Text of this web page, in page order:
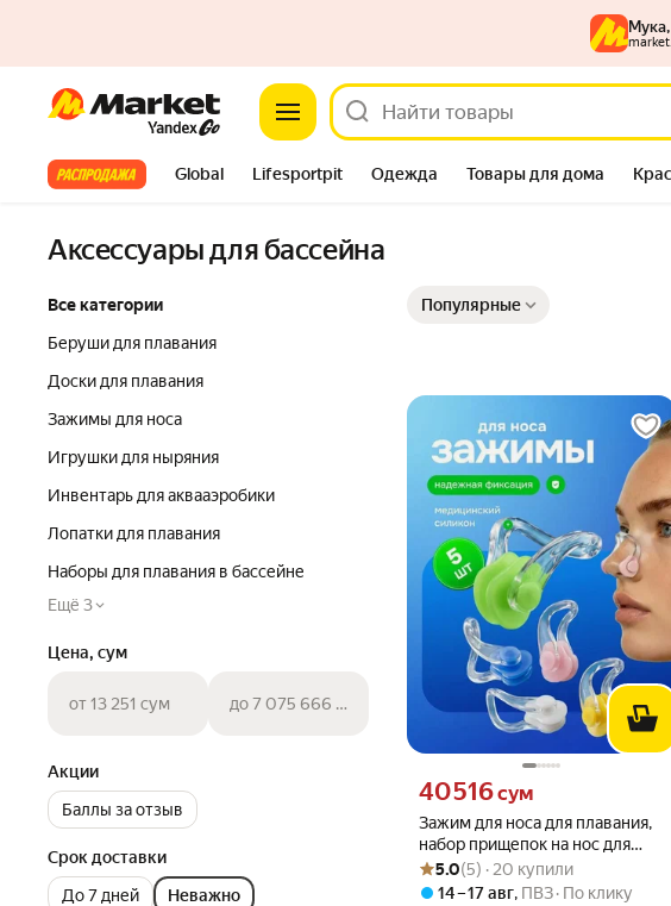
Market
Все хиты Global Lifesportpit Одежда Товары для дома
Аксессуары для бассейна
Все категории
Беруши для плавания
Доски для плавания
Зажимы для носа
Игрушки для ныряния
Инвентарь для аквааэробики
Лопатки для плавания
Наборы для плавания в бассейне
Ещё 3
Цена, сум
от 13 251 сум до 7 075 666 сум
Акции
Баллы за отзыв
Срок доставки
До 7 дней
Неважно
Популярные
Зажим для носа для плавания,
набор прищепок на нос для
ныряния 5 шт, для детей и
взрослых
Цена 40516 сум вместо
40 516сум
Рейтинг товара: 5.0 из 5
Оценок: (5) · 20 купили
5.0(5) · 20 купили
14 – 17 авг, ПВЗ По клику